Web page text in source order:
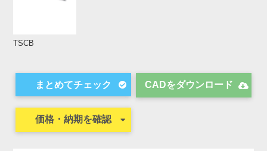
TSCB
CADをダウンロード
価格・納期を確認